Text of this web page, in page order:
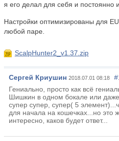
я его делал для себя и постоянно
Настройки оптимизированы для
любой паре.
ScalpHunter2_v1.37.zip
Сергей Криушин 2018.07.01 08:18
Гениально, просто как всё
Шишкин в одном бокале или
супер супер, супер( 5
для начала на кошечках...но это
интересно, каков будет ответ...